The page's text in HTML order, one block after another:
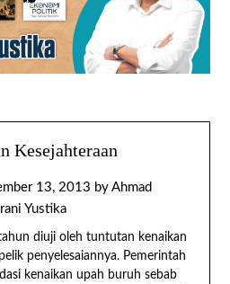
Kesejahteraan
13, 2013 by Ahmad
Yustika
diuji oleh tuntutan kenaikan
penyelesaiannya. Pemerintah
kenaikan upah buruh sebab